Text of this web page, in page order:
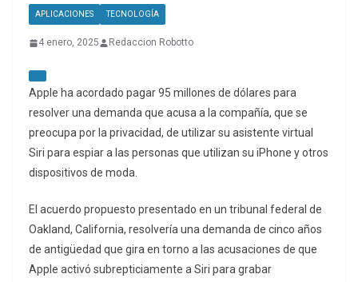
APLICACIONES TECNOLOGÍA
4 enero, 2025 Redaccion Robotto
Apple ha acordado pagar 95 millones de dólares para
resolver una demanda que acusa a la compañía, que se
preocupa por la privacidad, de utilizar su asistente virtual
Siri para espiar a las personas que utilizan su iPhone y otros
dispositivos de moda.
El acuerdo propuesto presentado en un tribunal federal de
Oakland, California, resolvería una demanda de cinco años
de antigüedad que gira en torno a las acusaciones de que
Apple activó subrepticiamente a Siri para grabar